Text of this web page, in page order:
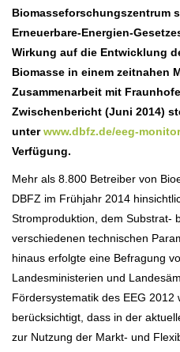
Biomasseforschungszentrum
Erneuerbare-Energien-
Wirkung auf die Entwicklung
Biomasse in einem zeitnahen
Zusammenarbeit mit
Zwischenbericht (Juni 2014)
unterwww.dbfz.de/eeg-
Verfügung.
Mehr als 8.800 Betreiber von
DBFZ im Frühjahr 2014
Stromproduktion, dem Substrat-
verschiedenen technischen
hinaus erfolgte eine Befragung
Landesministerien und
Fördersystematik des EEG 2012
berücksichtigt, dass in der
zur Nutzung der Markt- und